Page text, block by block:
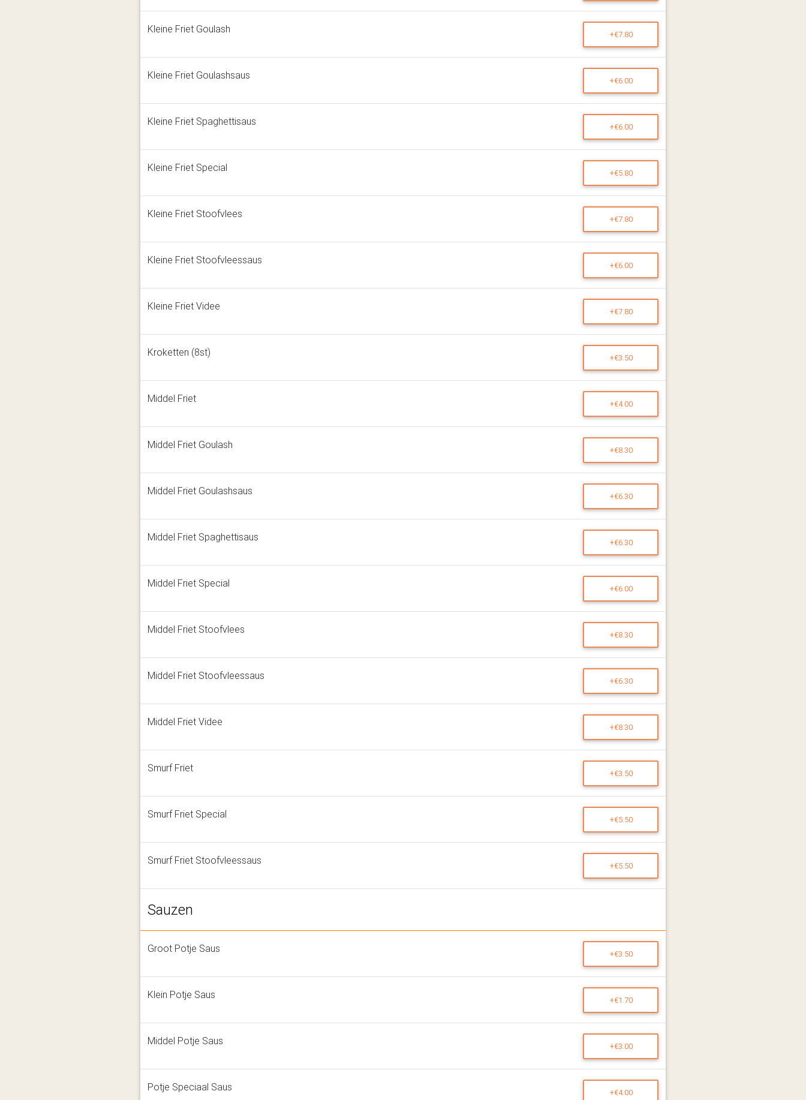
Kleine Friet Goulash +€7.80
Kleine Friet Goulashsaus +€6.00
Kleine Friet Spaghettisaus +€6.00
Kleine Friet Special +€5.80
Kleine Friet Stoofvlees +€7.80
Kleine Friet Stoofvleessaus +€6.00
Kleine Friet Videe +€7.80
Kroketten (8st) +€3.50
Middel Friet +€4.00
Middel Friet Goulash +€8.30
Middel Friet Goulashsaus +€6.30
Middel Friet Spaghettisaus +€6.30
Middel Friet Special +€6.00
Middel Friet Stoofvlees +€8.30
Middel Friet Stoofvleessaus +€6.30
Middel Friet Videe +€8.30
Smurf Friet +€3.50
Smurf Friet Special +€5.50
Smurf Friet Stoofvleessaus +€5.50
Sauzen
Groot Potje Saus +€3.50
Klein Potje Saus +€1.70
Middel Potje Saus +€3.00
Potje Speciaal Saus +€4.00